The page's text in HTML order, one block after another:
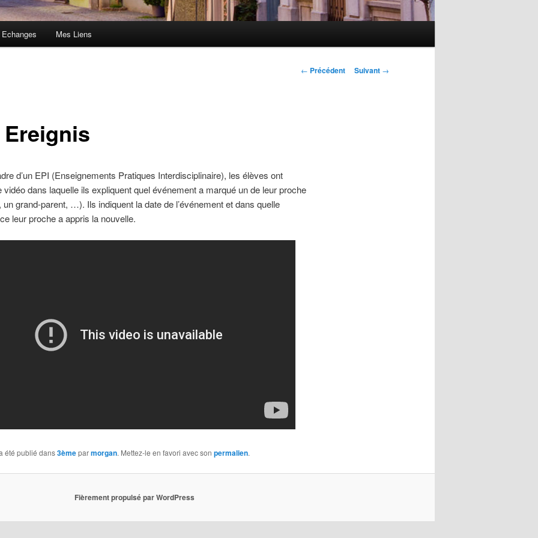
Mes Liens
Navigation
← Précédent Suivant →
Ereignis
d’un EPI (Enseignements Pratiques Interdisciplinaire), les élèves ont
vidéo dans laquelle ils expliquent quel événement a marqué un de leur proche
un grand-parent, …). Ils indiquent la date de l’événement et dans quelle
leur proche a appris la nouvelle.
été publié dans3èmeparmorgan. Mettez-le en favori avec son permalien.
Fièrement propulsé par WordPress